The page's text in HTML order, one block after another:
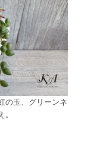
の玉、グリーンネ